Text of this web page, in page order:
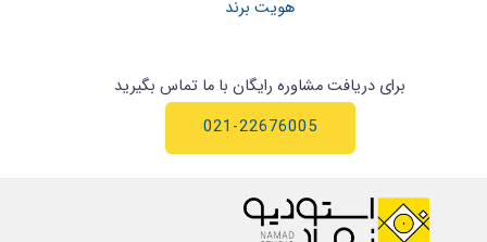
هویت برند
برای دریافت مشاوره رایگان با ما تماس بگیرید
021-22676005